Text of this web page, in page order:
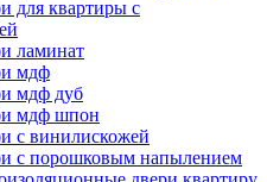
для квартиры с
ламинат
мдф
мдф дуб
мдф шпон
с винилискожей
с порошковым напылением